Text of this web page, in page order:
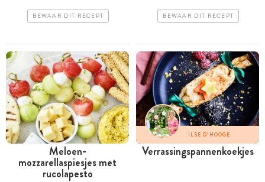
BEWAAR DIT RECEPT BEWAAR DIT RECEPT
Meloen-
mozzarellaspiesjes met
rucolapesto
ILSE D'HOOGE
Verrassingspannenkoekjes